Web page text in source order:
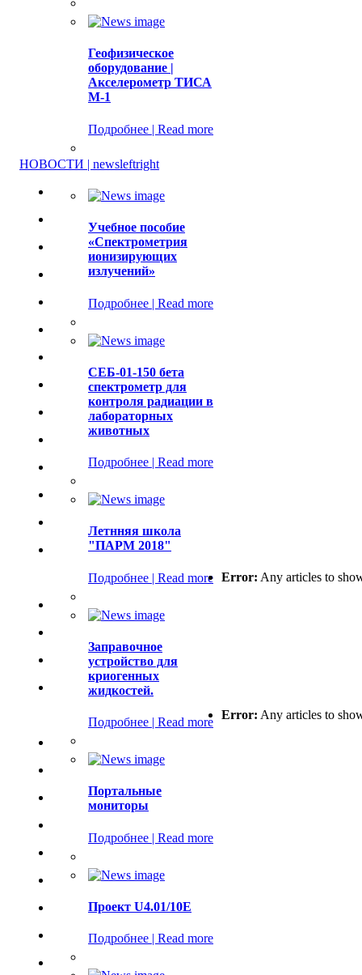
Геофизическое
оборудование |
Акселерометр ТИСА
М-1
Подробнее | Read more
НОВОСТИ | newsleftright
Учебное пособие
«Спектрометрия
ионизирующих
излучений»
Подробнее | Read more
СЕБ-01-150 бета
спектрометр для
контроля радиации в
лабораторных
животных
Подробнее | Read more
Летнняя школа
"ПАРМ 2018"
Подробнее | Read more
Заправочное
устройство для
криогенных
жидкостей.
Подробнее | Read more
Портальные
мониторы
Подробнее | Read more
Проект U4.01/10E
Подробнее | Read more
Error: Any articles to
Error: Any articles to